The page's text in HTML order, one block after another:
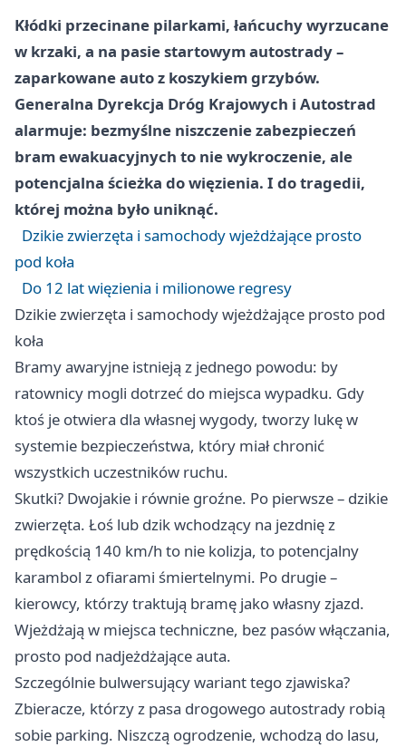
Kłódki przecinane pilarkami, łańcuchy wyrzucane
w krzaki, a na pasie startowym autostrady –
zaparkowane auto z koszykiem grzybów.
Generalna Dyrekcja Dróg Krajowych i Autostrad
alarmuje: bezmyślne niszczenie zabezpieczeń
bram ewakuacyjnych to nie wykroczenie, ale
potencjalna ścieżka do więzienia. I do tragedii,
której można było uniknąć.
Dzikie zwierzęta i samochody wjeżdżające prosto
pod koła
Do 12 lat więzienia i milionowe regresy
Dzikie zwierzęta i samochody wjeżdżające prosto pod
koła
Bramy awaryjne istnieją z jednego powodu: by
ratownicy mogli dotrzeć do miejsca wypadku. Gdy
ktoś je otwiera dla własnej wygody, tworzy lukę w
systemie bezpieczeństwa, który miał chronić
wszystkich uczestników ruchu.
Skutki? Dwojakie i równie groźne. Po pierwsze – dzikie
zwierzęta. Łoś lub dzik wchodzący na jezdnię z
prędkością 140 km/h to nie kolizja, to potencjalny
karambol z ofiarami śmiertelnymi. Po drugie –
kierowcy, którzy traktują bramę jako własny zjazd.
Wjeżdżają w miejsca techniczne, bez pasów włączania,
prosto pod nadjeżdżające auta.
Szczególnie bulwersujący wariant tego zjawiska?
Zbieracze, którzy z pasa drogowego autostrady robią
sobie parking. Niszczą ogrodzenie, wchodzą do lasu,